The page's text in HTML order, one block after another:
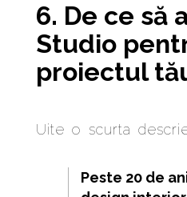
6. De ce să
Studio
proiectul
Uite o scurta
Peste 20 de